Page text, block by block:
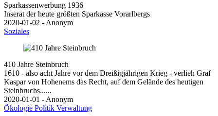
Sparkassenwerbung 1936
Inserat der heute größten Sparkasse Vorarlbergs
2020-01-02 - Anonym
Soziales
410 Jahre Steinbruch
1610 - also acht Jahre vor dem Dreißigjährigen Krieg - verlieh Graf
Kaspar von Hohenems das Recht, auf dem Gelände des heutigen
Steinbruchs......
2020-01-01 - Anonym
Ökologie Politik Verwaltung